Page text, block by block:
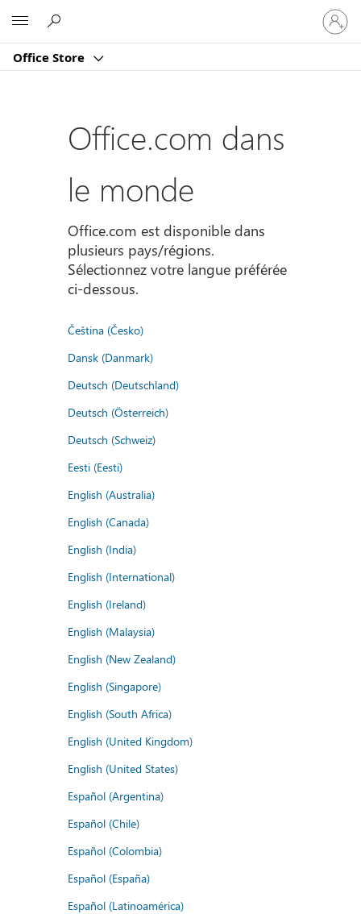
Office Store
vous
à
compte
Office.com dans
le monde
Office.com est disponible dans
plusieurs pays/régions.
Sélectionnez votre langue préférée
ci-dessous.
Čeština (Česko)
Dansk (Danmark)
Deutsch (Deutschland)
Deutsch (Österreich)
Deutsch (Schweiz)
Eesti (Eesti)
English (Australia)
English (Canada)
English (India)
English (International)
English (Ireland)
English (Malaysia)
English (New Zealand)
English (Singapore)
English (South Africa)
English (United Kingdom)
English (United States)
Español (Argentina)
Español (Chile)
Español (Colombia)
Español (España)
Español (Latinoamérica)